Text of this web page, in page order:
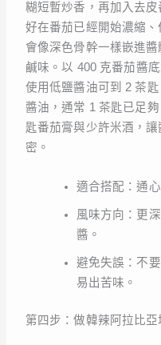
糊短暫炒香，再加入去
好在番茄已經開始濃縮
會像深色骨幹一樣嵌進
鹹味。以 400 克番茄醬
使用低鹽醬油可到 2 茶
醬油，通常 1 茶匙已足
匙番茄膏與少許米酒，
密。
適合搭配：通
風味方向：更
醬。
避免失誤：不
易出苦味。
第四步：做韓辣阿拉比亞